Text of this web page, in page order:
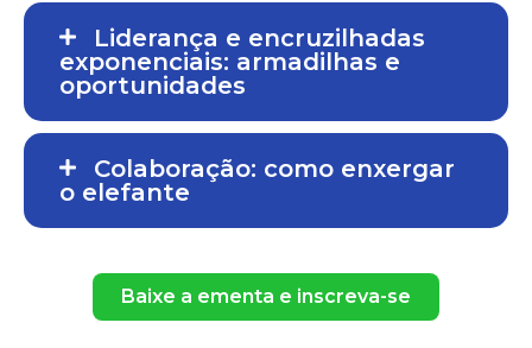
Liderança e encruzilhadas
exponenciais: armadilhas e
oportunidades
Colaboração: como enxergar
o elefante
Baixe a ementa e inscreva-se